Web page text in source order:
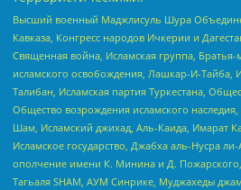
Высший военный Маджлисуль Шура
Кавказа, Конгресс народов Ичкерии и
Священная война, Исламская группа,
исламского освобождения, Лашкар-И-Тайба,
Талибан, Исламская партия Туркестана,
Общество возрождения исламского
Шам, Исламский джихад, Аль-Каида, Имарат
Исламское государство, Джабха аль-Нусра
ополчение имени К. Минина и Д.
Тагьаля SHAM, АУМ Синрике, Муджахеды